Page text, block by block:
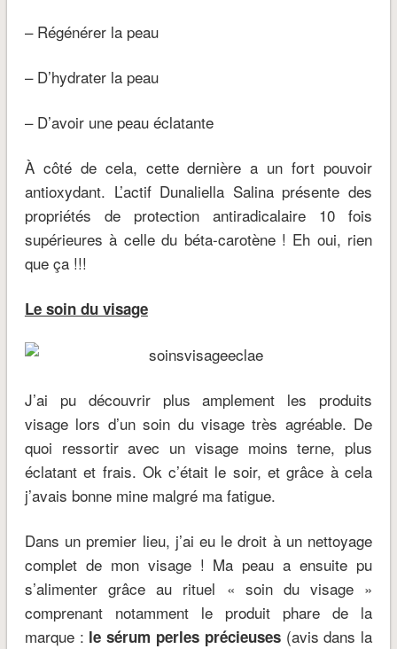
– Régénérer la peau
– D’hydrater la peau
– D’avoir une peau éclatante
À côté de cela, cette dernière a un fort pouvoir
antioxydant. L’actif Dunaliella Salina présente des
propriétés de protection antiradicalaire 10 fois
supérieures à celle du béta-carotène ! Eh oui, rien
que ça !!!
Le soin du visage
J’ai pu découvrir plus amplement les produits
visage lors d’un soin du visage très agréable. De
quoi ressortir avec un visage moins terne, plus
éclatant et frais. Ok c’était le soir, et grâce à cela
j’avais bonne mine malgré ma fatigue.
Dans un premier lieu, j’ai eu le droit à un nettoyage
complet de mon visage ! Ma peau a ensuite pu
s’alimenter grâce au rituel « soin du visage »
comprenant notamment le produit phare de la
marque : le sérum perles précieuses (avis dans la